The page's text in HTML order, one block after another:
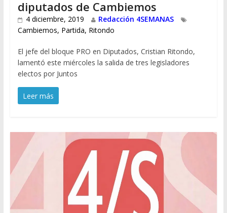
diputados de Cambiemos
4 diciembre, 2019
Redacción 4SEMANAS
Cambiemos, Partida, Ritondo
El jefe del bloque PRO en Diputados, Cristian Ritondo,
lamentó este miércoles la salida de tres legisladores
electos por Juntos
Leer más